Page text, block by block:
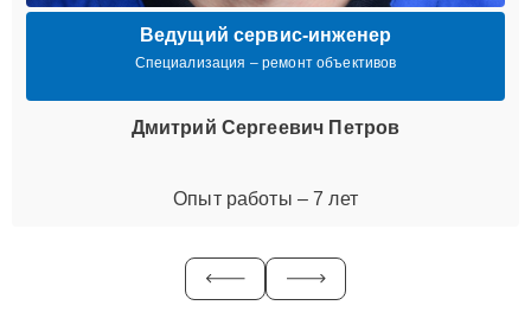
Ведущий сервис-инженер
Специализация – ремонт объективов
Дмитрий Сергеевич Петров
Опыт работы – 7 лет